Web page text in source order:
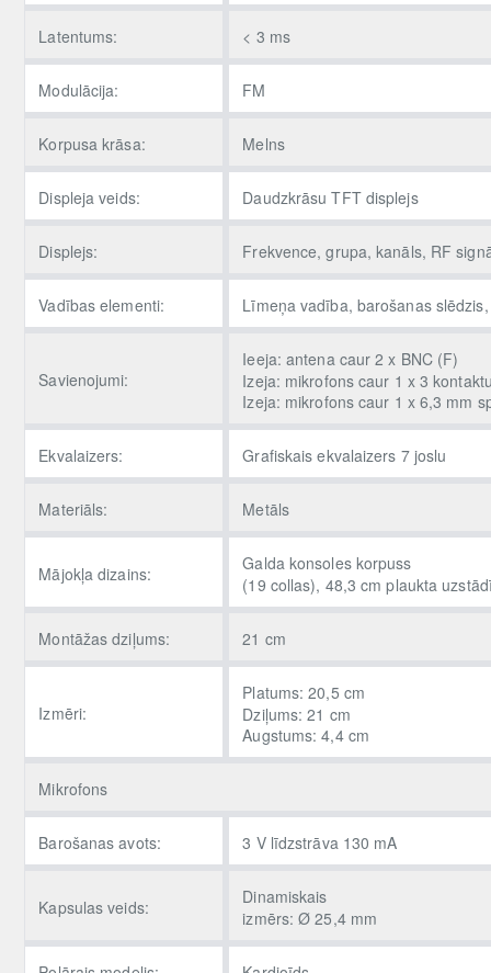
Latentums: < 3 ms
Modulācija: FM
Korpusa krāsa: Melns
Displeja veids: Daudzkrāsu TFT displejs
Displejs: Frekvence, grupa, kanāls, RF
Vadības elementi: Līmeņa vadība, barošanas
Savienojumi:
Ieeja: antena caur 2 x BNC (F)
Izeja: mikrofons caur 1 x 3
Izeja: mikrofons caur 1 x 6,3 mm
Ekvalaizers: Grafiskais ekvalaizers 7 joslu
Materiāls: Metāls
Mājokļa dizains:
Galda konsoles korpuss
(19 collas), 48,3 cm plaukta
Montāžas dziļums: 21 cm
Izmēri:
Platums: 20,5 cm
Dziļums: 21 cm
Augstums: 4,4 cm
Mikrofons
Barošanas avots: 3 V līdzstrāva 130 mA
Kapsulas veids:
Dinamiskais
izmērs: Ø 25,4 mm